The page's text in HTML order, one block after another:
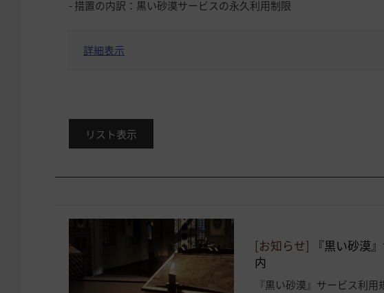
- 措置の内訳：黒い砂漠サービスの永久利用制限
詳細表示
リスト表示
[お知らせ]
『黒い砂漠
内
『黒い砂漠』サービス利用